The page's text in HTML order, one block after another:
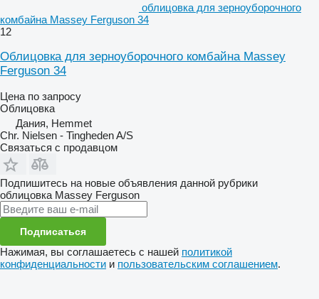
облицовка для зерноуборочного
комбайна Massey Ferguson 34
12
Облицовка для зерноуборочного комбайна Massey
Ferguson 34
Цена по запросу
Облицовка
Дания, Hemmet
Chr. Nielsen - Tingheden A/S
Связаться с продавцом
Подпишитесь на новые объявления данной рубрики
облицовка Massey Ferguson
Подписаться
Нажимая, вы соглашаетесь с нашей политикой
конфиденциальности и пользовательским соглашением.